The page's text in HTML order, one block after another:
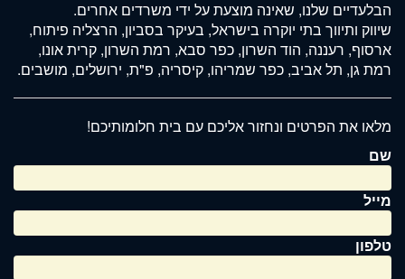
בתים
מיוחדים
יד
2
דירות
למכירה
אנטר
כדי
לדלג
לאזור
הבלעדיים שלנו, שאינה מוצעת על ידי משרדים אחרים.
שיווק ותיווך בתי יוקרה בישראל, בעיקר בסביון, הרצליה פיתוח,
ארסוף, רעננה, הוד השרון, כפר סבא, רמת השרון, קרית אונו,
רמת גן, תל אביב, כפר שמריהו, קיסריה, פ"ת, ירושלים, מושבים.
מלאו את הפרטים ונחזור אליכם עם בית חלומותיכם!
שם
מייל
טלפון